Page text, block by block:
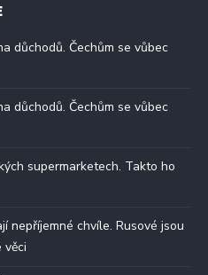
důchodů. Čechům se vůbec
důchodů. Čechům se vůbec
supermarketech. Takto ho
nepříjemné chvíle. Rusové jsou
věci